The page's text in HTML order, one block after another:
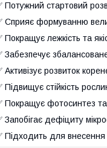
Потужний стартовий
Сприяє формуванню
Покращує лежкість та
Забезпечує
Активізує розвиток
Підвищує стійкість
Покращує фотосинтез та
Запобігає дефіциту
Підходить для внесення